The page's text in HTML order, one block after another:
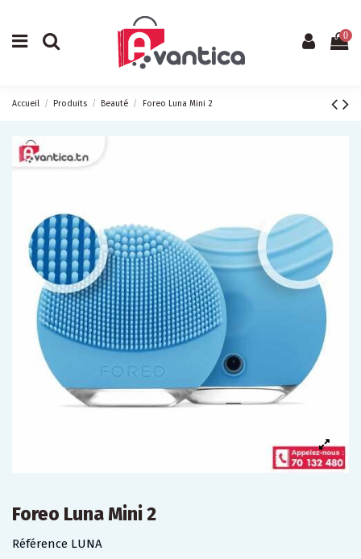
0
Accueil Produits Beauté Foreo Luna Mini 2
Foreo Luna Mini 2
Référence LUNA